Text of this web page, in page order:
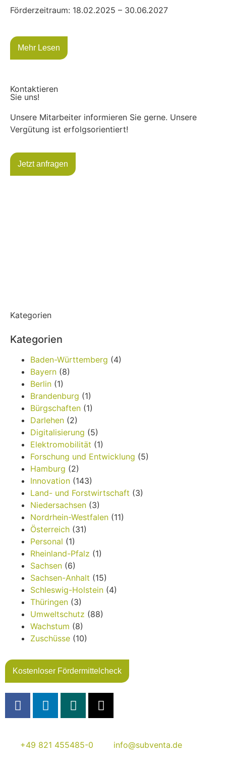
Förderzeitraum: 18.02.2025 – 30.06.2027
Mehr Lesen
Kontaktieren
Sie uns!
Unsere Mitarbeiter informieren Sie gerne. Unsere
Vergütung ist erfolgsorientiert!
Jetzt anfragen
Kategorien
Kategorien
Baden-Württemberg (4)
Bayern (8)
Berlin (1)
Brandenburg (1)
Bürgschaften (1)
Darlehen (2)
Digitalisierung (5)
Elektromobilität (1)
Forschung und Entwicklung (5)
Hamburg (2)
Innovation (143)
Land- und Forstwirtschaft (3)
Niedersachsen (3)
Nordrhein-Westfalen (11)
Österreich (31)
Personal (1)
Rheinland-Pfalz (1)
Sachsen (6)
Sachsen-Anhalt (15)
Schleswig-Holstein (4)
Thüringen (3)
Umweltschutz (88)
Wachstum (8)
Zuschüsse (10)
Kostenloser Fördermittelcheck
+49 821 455485-0 info@subventa.de